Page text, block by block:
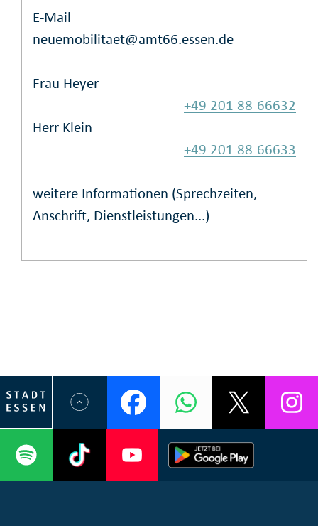
E-Mail
neuemobilitaet@amt66.essen.de
Frau Heyer
+49 201 88-66632
Herr Klein
+49 201 88-66633
weitere Informationen (Sprechzeiten,
Anschrift, Dienstleistungen...)